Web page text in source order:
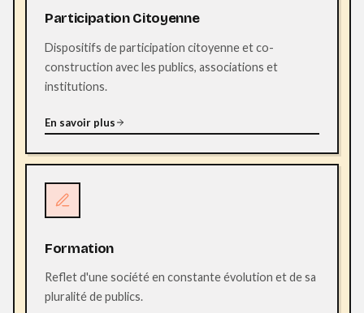
Participation Citoyenne
Dispositifs de participation citoyenne et co-
construction avec les publics, associations et
institutions.
En savoir plus
Formation
Reflet d'une société en constante évolution et de sa
pluralité de publics.